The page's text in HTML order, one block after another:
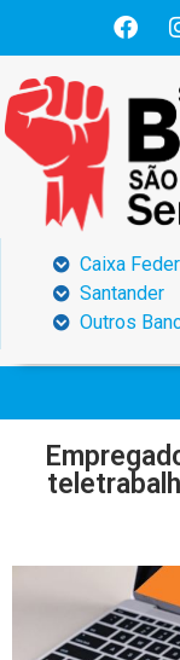
Caixa
Santander
Outros